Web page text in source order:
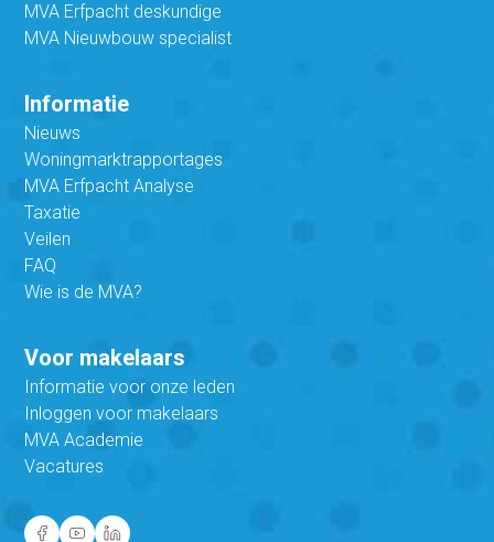
MVA Erfpacht deskundige
MVA Nieuwbouw specialist
Informatie
Nieuws
Woningmarktrapportages
MVA Erfpacht Analyse
Taxatie
Veilen
FAQ
Wie is de MVA?
Voor makelaars
Informatie voor onze leden
Inloggen voor makelaars
MVA Academie
Vacatures